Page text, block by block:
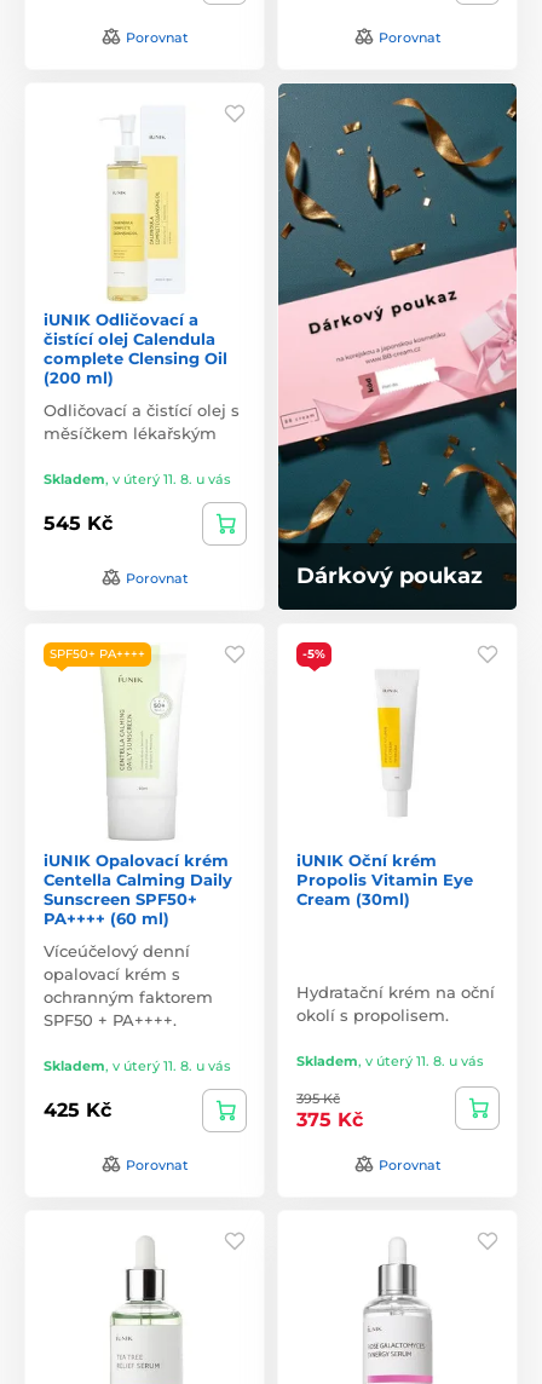
Porovnat Porovnat
iUNIK Odličovací a
čistící olej Calendula
complete Clensing Oil
(200 ml)
Odličovací a čistící olej s
měsíčkem lékařským
Skladem, v úterý 11. 8. u vás
545 Kč
Porovnat Dárkový poukaz
SPF50+ PA++++
iUNIK Opalovací krém
Centella Calming Daily
Sunscreen SPF50+
PA++++ (60 ml)
Víceúčelový denní
opalovací krém s
ochranným faktorem
SPF50 + PA++++.
Skladem, v úterý 11. 8. u vás
425 Kč
Porovnat
-5%
iUNIK Oční krém
Propolis Vitamin Eye
Cream (30ml)
Hydratační krém na oční
okolí s propolisem.
Skladem, v úterý 11. 8. u vás
395 Kč
375 Kč
Porovnat